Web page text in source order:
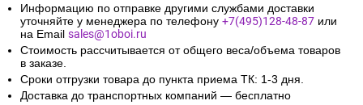
Информацию по отправке другими службами доставки
уточняйте у менеджера по телефону +7(495)128-48-87 или
на Email sales@1oboi.ru
Стоимость рассчитывается от общего веса/объема товаров
в заказе.
Сроки отгрузки товара до пункта приема ТК: 1-3 дня.
Доставка до транспортных компаний — бесплатно